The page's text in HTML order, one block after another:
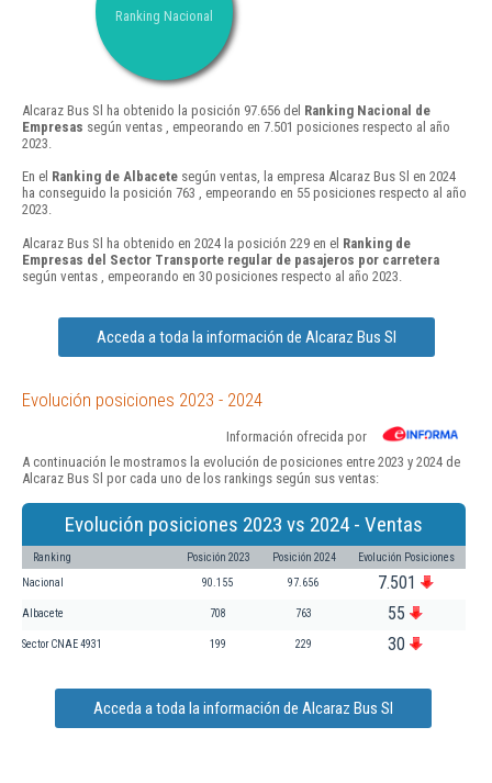
Ranking Nacional
Alcaraz Bus Sl ha obtenido la posición 97.656 del Ranking Nacional de
Empresas según ventas , empeorando en 7.501 posiciones respecto al año
2023.
En el Ranking de Albacete según ventas, la empresa Alcaraz Bus Sl en 2024
ha conseguido la posición 763 , empeorando en 55 posiciones respecto al año
2023.
Alcaraz Bus Sl ha obtenido en 2024 la posición 229 en el Ranking de
Empresas del Sector Transporte regular de pasajeros por carretera
según ventas , empeorando en 30 posiciones respecto al año 2023.
Acceda a toda la información de Alcaraz Bus Sl
Evolución posiciones 2023 - 2024
Información ofrecida por
A continuación le mostramos la evolución de posiciones entre 2023 y 2024 de
Alcaraz Bus Sl por cada uno de los rankings según sus ventas:
Evolución posiciones 2023 vs 2024 - Ventas
Ranking Posición 2023 Posición 2024 Evolución Posiciones
Nacional 90.155 97.656 7.501
Albacete 708 763 55
Sector CNAE 4931 199 229 30
Acceda a toda la información de Alcaraz Bus Sl